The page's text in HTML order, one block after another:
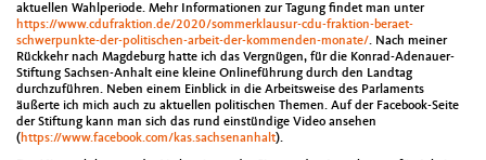
aktuellen Wahlperiode. Mehr Informationen zur Tagung findet man unter
https://www.cdufraktion.de/2020/sommerklausur-cdu-fraktion-beraet-
schwerpunkte-der-politischen-arbeit-der-kommenden-monate/. Nach meiner
Rückkehr nach Magdeburg hatte ich das Vergnügen, für die Konrad-Adenauer-
Stiftung Sachsen-Anhalt eine kleine Onlineführung durch den Landtag
durchzuführen. Neben einem Einblick in die Arbeitsweise des Parlaments
äußerte ich mich auch zu aktuellen politischen Themen. Auf der Facebook-Seite
der Stiftung kann man sich das rund einstündige Video ansehen
( https://www.facebook.com/kas.sachsenanhalt).